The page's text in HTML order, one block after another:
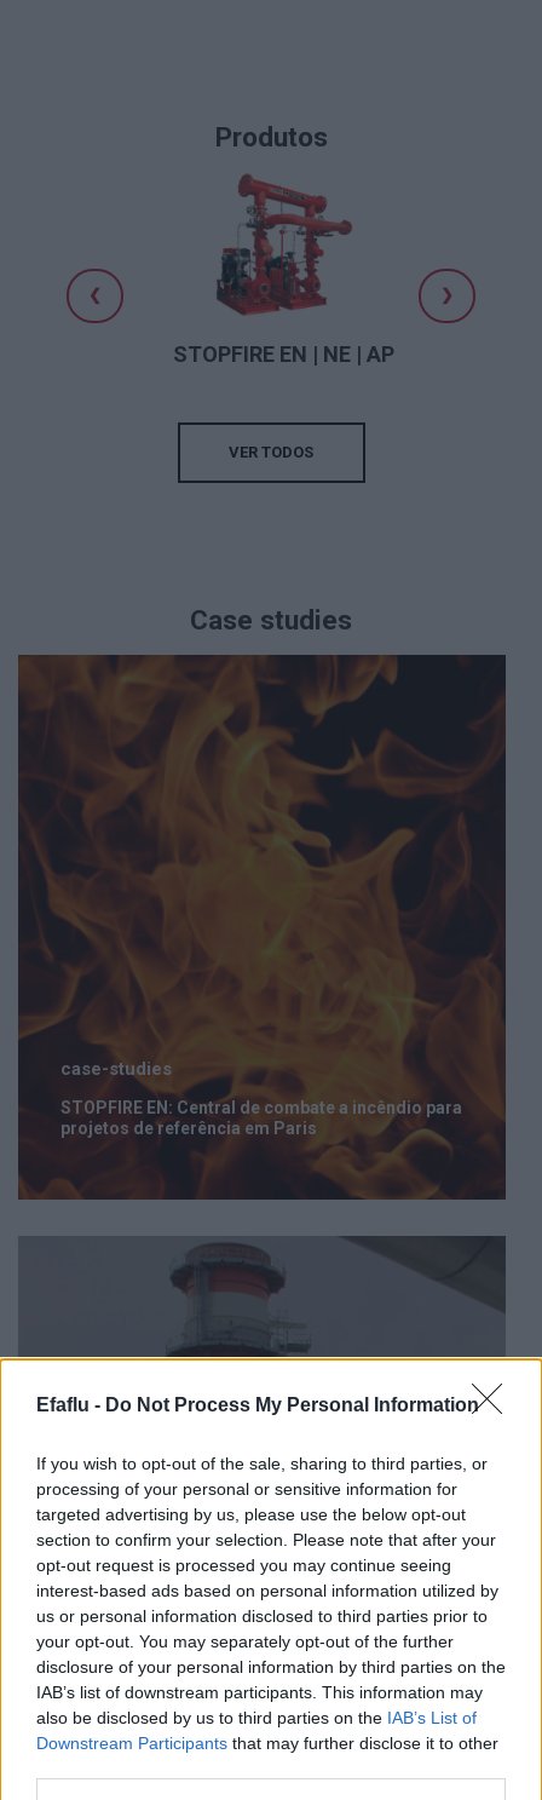
Efaflu - Do Not Process My Personal Information
If you wish to opt-out of the sale, sharing to third parties, or
processing of your personal or sensitive information for
targeted advertising by us, please use the below opt-out
section to confirm your selection. Please note that after your
opt-out request is processed you may continue seeing
interest-based ads based on personal information utilized by
us or personal information disclosed to third parties prior to
your opt-out. You may separately opt-out of the further
disclosure of your personal information by third parties on the
IAB’s list of downstream participants. This information may
also be disclosed by us to third parties on the IAB’s List of
Downstream Participants that may further disclose it to other
Produtos
STOPFIRE EN | NE | AP
❮ ❯
VER TODOS
Case studies
case-studies
STOPFIRE EN: Central de combate a incêndio para
projetos de referência em Paris
case-studies
STOPFIRE FM: Escolha certificada na proteção
contra o incêndio na Central Termoelétrica de
Lares